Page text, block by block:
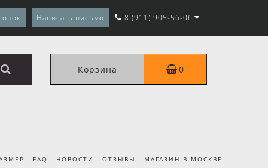
Написать письмо 8 (911) 905-56-06
Корзина 0
FAQ НОВОСТИ ОТЗЫВЫ МАГАЗИН В МОСКВЕ